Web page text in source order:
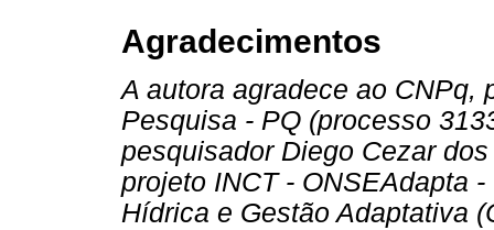
Agradecimentos
A autora agradece ao CNPq,
Pesquisa - PQ (processo
pesquisador Diego Cezar
projeto INCT - ONSEAdapta
Hídrica e Gestão Adaptativa